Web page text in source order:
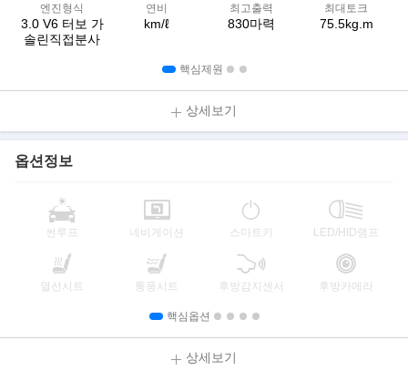
엔진형식
3.0 V6 터보 가
솔린직접분사
연비
km/ℓ
최고출력
830마력
최대토크
75.5kg.m
핵심제원
상세보기
옵션정보
썬루프 네비게이션 스마트키 LED/HID램프
열선시트 통풍시트 후방감지센서 후방카메라
핵심옵션
상세보기